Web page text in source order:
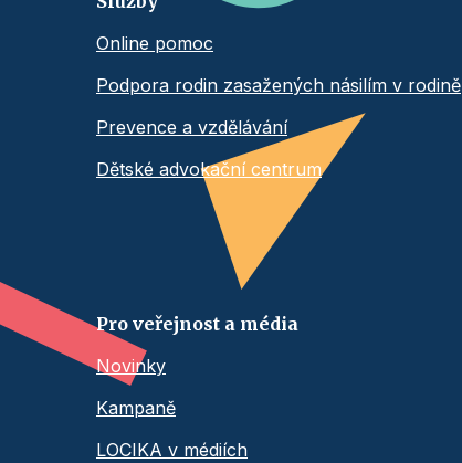
Online pomoc
Podpora rodin zasažených násilím v rodině
Prevence a vzdělávání
Dětské advokační centrum
Pro veřejnost a média
Novinky
Kampaně
LOCIKA v médiích